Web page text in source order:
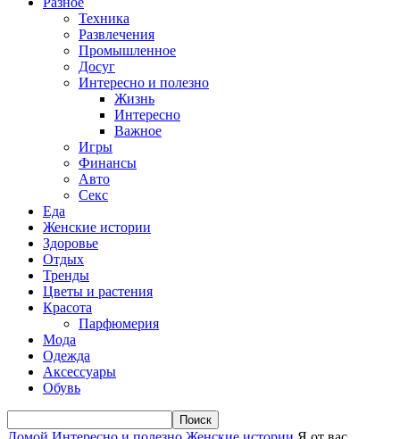
Техника
Развлечения
Промышленное
Досуг
Интересно и полезно
Жизнь
Интересно
Важное
Игры
Финансы
Авто
Секс
Еда
Женские истории
Здоровье
Отдых
Тренды
Цветы и растения
Красота
Парфюмерия
Мода
Одежда
Аксессуары
Обувь